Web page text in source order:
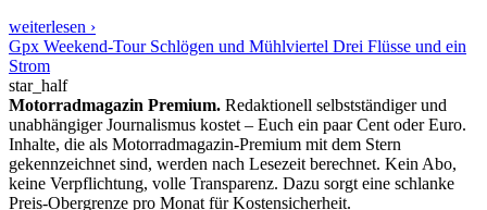
weiterlesen ›
Gpx Weekend-Tour Schlögen und Mühlviertel Drei Flüsse und ein
Strom
star_half
Motorradmagazin Premium. Redaktionell selbstständiger und
unabhängiger Journalismus kostet – Euch ein paar Cent oder Euro.
Inhalte, die als Motorradmagazin-Premium mit dem Stern
gekennzeichnet sind, werden nach Lesezeit berechnet. Kein Abo,
keine Verpflichtung, volle Transparenz. Dazu sorgt eine schlanke
Preis-Obergrenze pro Monat für Kostensicherheit.